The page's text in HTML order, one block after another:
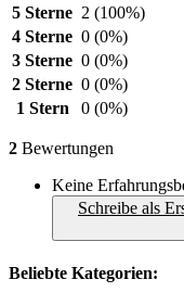
5 Sterne 2 (100%)
4 Sterne 0 (0%)
3 Sterne 0 (0%)
2 Sterne 0 (0%)
1 Stern
0 (0%)
2 Bewertungen
Keine
Schreibe als
Beliebte Kategorien: